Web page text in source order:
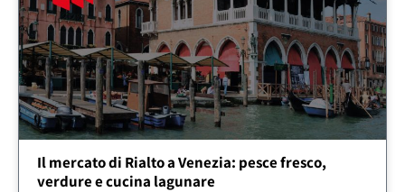
Il mercato di Rialto a Venezia: pesce fresco,
verdure e cucina lagunare